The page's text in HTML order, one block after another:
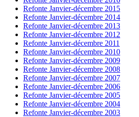
Refonte Janvier-décembre 2015
Refonte Janvier-décembre 2014
Refonte Janvier-décembre 2013
Refonte Janvier-décembre 2012
Refonte Janvier-décembre 2011
Refonte Janvier-décembre 2010
Refonte Janvier-décembre 2009
Refonte Janvier-décembre 2008
Refonte Janvier-décembre 2007
Refonte Janvier-décembre 2006
Refonte Janvier-décembre 2005
Refonte Janvier-décembre 2004
Refonte Janvier-décembre 2003